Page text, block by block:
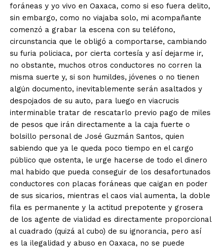
+ Todas las formas de lucha, potencialmente enlazadas
foráneas y yo vivo en Oaxaca, como si eso fuera delito,
sin embargo, como no viajaba solo, mi acompañante
comenzó a grabar la escena con su teléfono,
circunstancia que le obligó a comportarse, cambiando
su furia policiaca, por cierta cortesía y así dejarme ir,
no obstante, muchos otros conductores no corren la
misma suerte y, si son humildes, jóvenes o no tienen
algún documento, inevitablemente serán asaltados y
despojados de su auto, para luego en viacrucis
interminable tratar de rescatarlo previo pago de miles
de pesos que irán directamente a la caja fuerte o
bolsillo personal de José Guzmán Santos, quien
sabiendo que ya le queda poco tiempo en el cargo
público que ostenta, le urge hacerse de todo el dinero
mal habido que pueda conseguir de los desafortunados
conductores con placas foráneas que caigan en poder
de sus sicarios, mientras el caos vial aumenta, la doble
fila es permanente y la actitud prepotente y grosera
de los agente de vialidad es directamente proporcional
al cuadrado (quizá al cubo) de su ignorancia, pero así
es la ilegalidad y abuso en Oaxaca, no se puede